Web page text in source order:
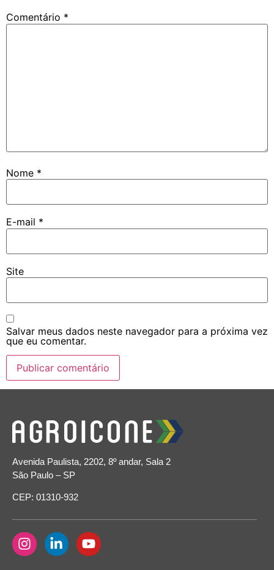
Comentário *
Nome *
E-mail *
Site
Salvar meus dados neste navegador para a próxima vez
que eu comentar.
Avenida Paulista, 2202, 8º andar, Sala 2
São Paulo – SP
CEP: 01310-932